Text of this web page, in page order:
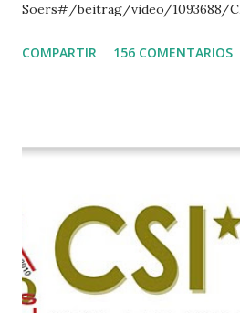
Soers#/beitrag/video/1093688/
COMPARTIR 156 COMENTARIOS